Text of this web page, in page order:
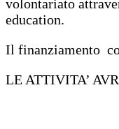
volontariato
education.
Il finanziamento
LE ATTIVITA’